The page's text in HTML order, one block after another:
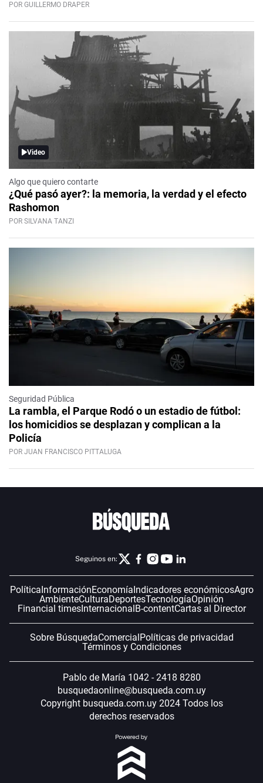
POR GUILLERMO DRAPER
Video
Algo que quiero contarte
¿Qué pasó ayer?: la memoria, la verdad y el efecto
Rashomon
POR SILVANA TANZI
Seguridad Pública
La rambla, el Parque Rodó o un estadio de fútbol:
los homicidios se desplazan y complican a la
Policía
POR JUAN FRANCISCO PITTALUGA
Seguinos en:
PolíticaInformaciónEconomíaIndicadores económicosAgro
AmbienteCulturaDeportesTecnologíaOpinión
Financial timesInternacionalB-contentCartas al Director
Sobre BúsquedaComercialPolíticas de privacidad
Términos y Condiciones
Pablo de María 1042 - 2418 8280
busquedaonline@busqueda.com.uy
Copyright busqueda.com.uy 2024 Todos los
derechos reservados